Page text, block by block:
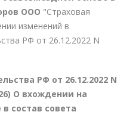
ООО "Страховая
изменений в
РФ от 26.12.2022 N
РФ от 26.12.2022 N
О вхождении на
состав совета